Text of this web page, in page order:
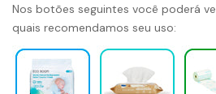
Nos botões seguintes você poderá
quais recomendamos seu uso: